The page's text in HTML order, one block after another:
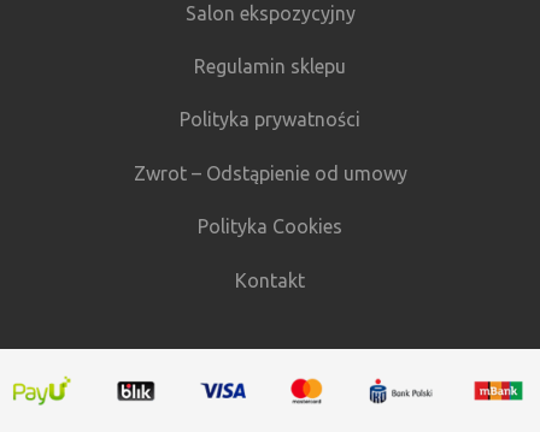
Salon ekspozycyjny
Regulamin sklepu
Polityka prywatności
Zwrot – Odstąpienie od umowy
Polityka Cookies
Kontakt